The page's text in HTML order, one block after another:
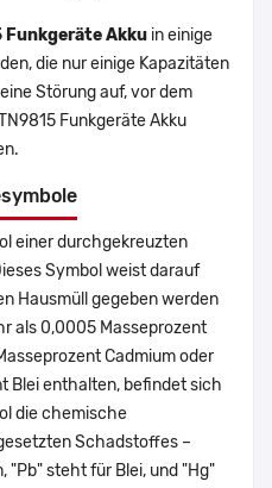
Funkgeräte Akku in einige
die nur einige Kapazitäten
Störung auf, vor dem
Funkgeräte Akku
einer durchgekreuzten
Symbol weist darauf
Hausmüll gegeben werden
als 0,0005 Masseprozent
Cadmium oder
Blei enthalten, befindet sich
die chemische
Schadstoffes –
"Pb" steht für Blei, und "Hg"